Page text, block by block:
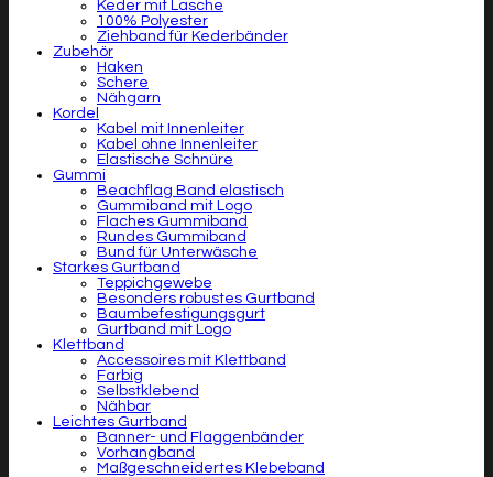
Keder mit Lasche
100% Polyester
Ziehband für Kederbänder
Zubehör
Haken
Schere
Nähgarn
Kordel
Kabel mit Innenleiter
Kabel ohne Innenleiter
Elastische Schnüre
Gummi
Beachflag Band elastisch
Gummiband mit Logo
Flaches Gummiband
Rundes Gummiband
Bund für Unterwäsche
Starkes Gurtband
Teppichgewebe
Besonders robustes Gurtband
Baumbefestigungsgurt
Gurtband mit Logo
Klettband
Accessoires mit Klettband
Farbig
Selbstklebend
Nähbar
Leichtes Gurtband
Banner- und Flaggenbänder
Vorhangband
Maßgeschneidertes Klebeband